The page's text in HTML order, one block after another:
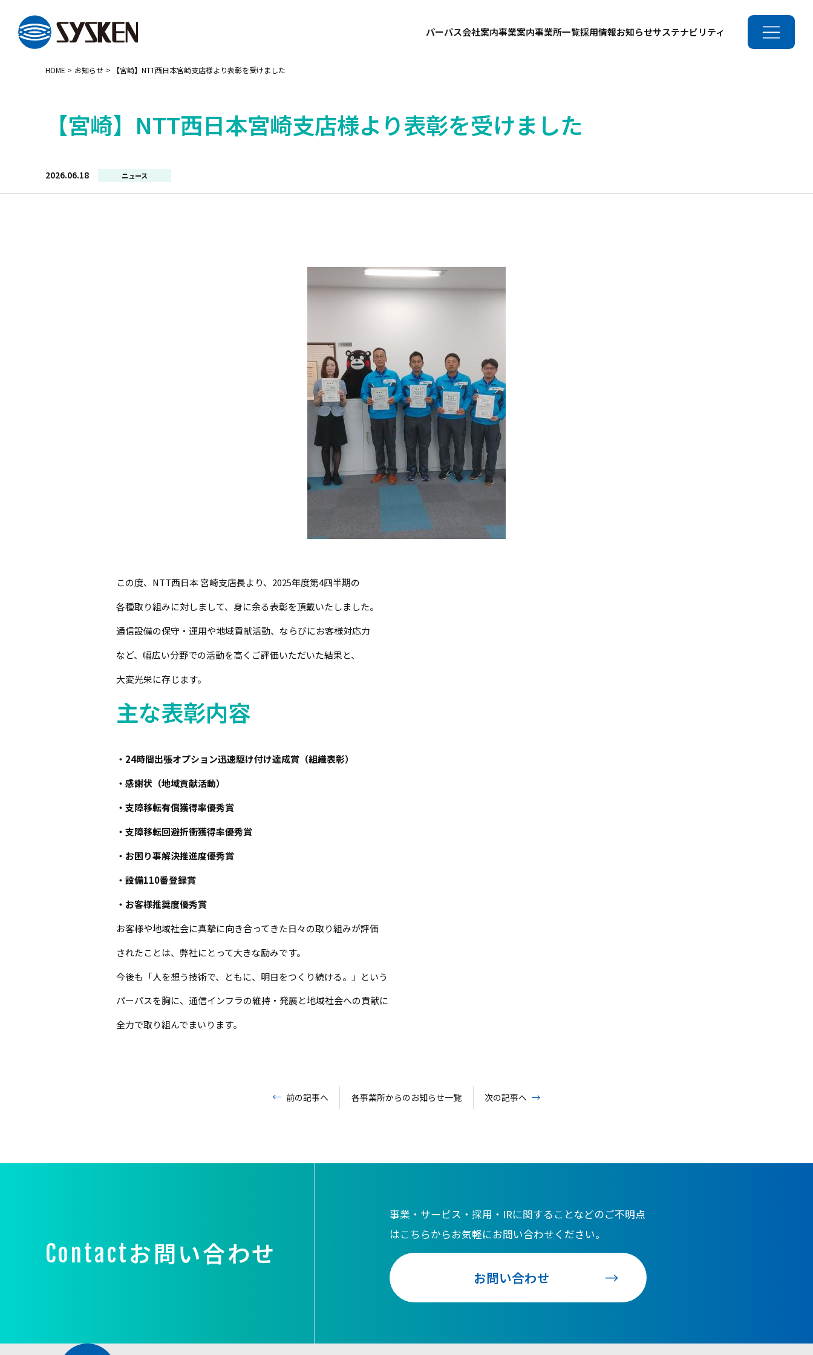
パーパス会社案内事業案内事業所一覧採用情報お知らせサステナビリティ
HOME お知らせ 【宮崎】NTT西日本宮崎支店様より表彰を受けました
【宮崎】NTT西日本宮崎支店様より表彰を受けました
2026.06.18
テ
ニュース
この度、NTT西日本 宮崎支店長より、2025年度第4四半期の
各種取り組みに対しまして、身に余る表彰を頂戴いたしました。
通信設備の保守・運用や地域貢献活動、ならびにお客様対応力
など、幅広い分野での活動を高くご評価いただいた結果と、
大変光栄に存じます。
主な表彰内容
・24時間出張オプション迅速駆け付け達成賞（組織表彰）
・感謝状（地域貢献活動）
・支障移転有償獲得率優秀賞
・支障移転回避折衝獲得率優秀賞
・お困り事解決推進度優秀賞
・設備110番登録賞
・お客様推奨度優秀賞
お客様や地域社会に真摯に向き合ってきた日々の取り組みが評価
されたことは、弊社にとって大きな励みです。
今後も「人を想う技術で、ともに、明日をつくり続ける。」という
パーパスを胸に、通信インフラの維持・発展と地域社会への貢献に
全力で取り組んでまいります。
前の記事へ 次の記事へ
各事業所からのお知らせ一覧
Contactお問い合わせ
事業・サービス・採用・IRに関することなどのご不明点
はこちらからお気軽にお問い合わせください。
お問い合わせ